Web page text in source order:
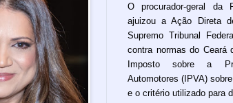
O procurador-geral da
ajuizou a Ação Direta
Supremo Tribunal
contra normas do Ceará
Imposto sobre a
Automotores (IPVA)
e o critério utilizado para